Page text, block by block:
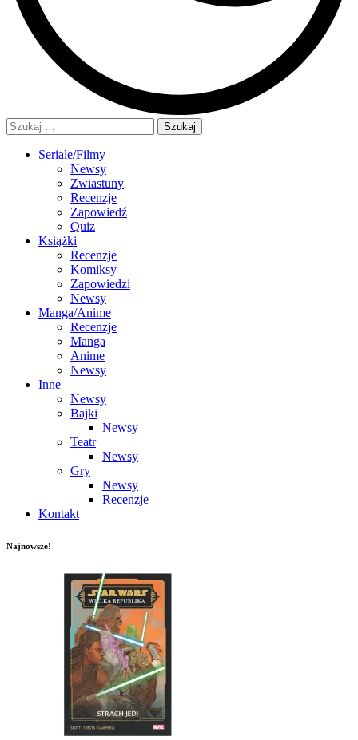
Szukaj:
Seriale/Filmy
Newsy
Zwiastuny
Recenzje
Zapowiedź
Quiz
Książki
Recenzje
Komiksy
Zapowiedzi
Newsy
Manga/Anime
Recenzje
Manga
Anime
Newsy
Inne
Newsy
Bajki
Newsy
Teatr
Newsy
Gry
Newsy
Recenzje
Kontakt
Najnowsze!